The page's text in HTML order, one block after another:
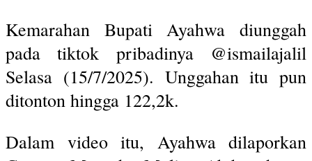
Kemarahan Bupati Ayahwa diunggah
pada tiktok pribadinya @ismailajalil
Selasa (15/7/2025). Unggahan itu pun
ditonton hingga 122,2k.
Dalam video itu, Ayahwa dilaporkan